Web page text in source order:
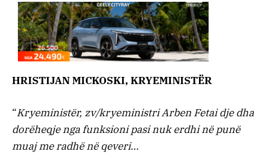
HRISTIJAN MICKOSKI, KRYEMINISTËR
“Kryeministër, zv/kryeministri Arben Fetai dje dha
dorëheqje nga funksioni pasi nuk erdhi në punë
muaj me radhë në qeveri…